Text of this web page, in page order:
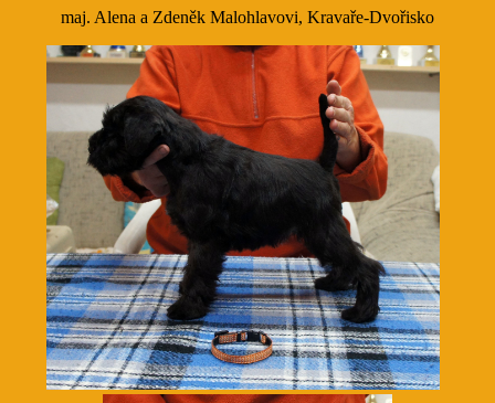
maj. Alena a Zdeněk Malohlavovi, Kravaře-Dvořisko